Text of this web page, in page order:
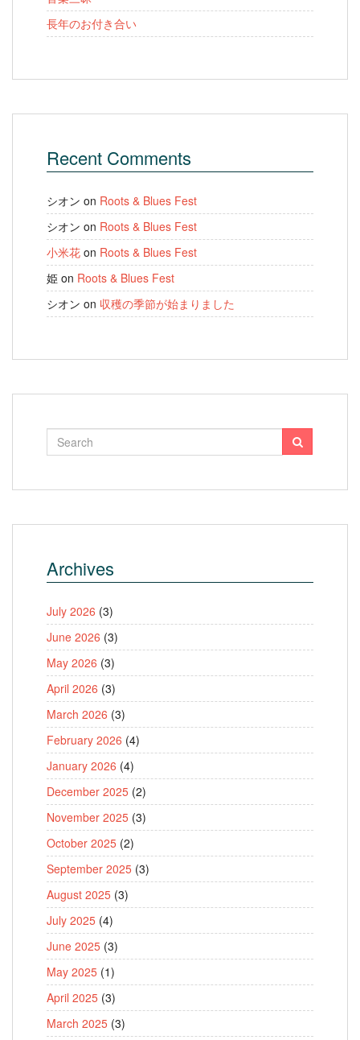
長年のお付き合い
Recent Comments
シオン on Roots & Blues Fest
シオン on Roots & Blues Fest
小米花 on Roots & Blues Fest
姫 on Roots & Blues Fest
シオン on 収穫の季節が始まりました
Archives
July 2026 (3)
June 2026 (3)
May 2026 (3)
April 2026 (3)
March 2026 (3)
February 2026 (4)
January 2026 (4)
December 2025 (2)
November 2025 (3)
October 2025 (2)
September 2025 (3)
August 2025 (3)
July 2025 (4)
June 2025 (3)
May 2025 (1)
April 2025 (3)
March 2025 (3)